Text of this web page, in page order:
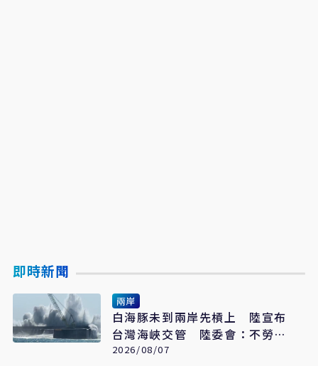
即時新聞
兩岸
白海豚未到兩岸先槓上 陸宣布
台灣海峽交管 陸委會：不勞費
心
2026/08/07